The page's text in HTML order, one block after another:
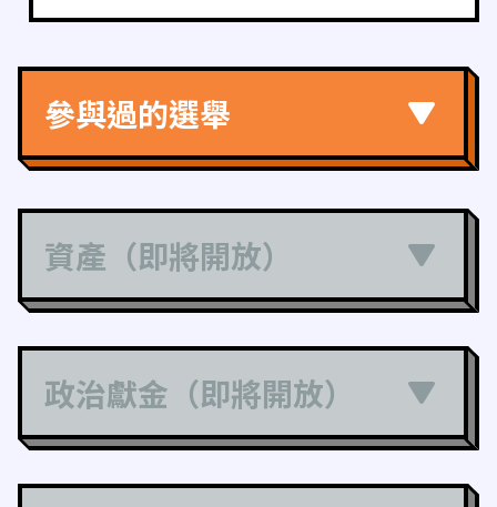
參與過的選舉
資產（即將開放）
政治獻金（即將開放）